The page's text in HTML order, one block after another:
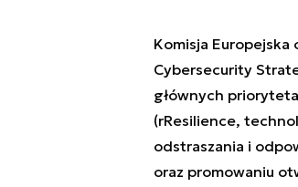
Komisja Europejska
Cybersecurity
głównych
(rResilience,
odstraszania i
oraz promowaniu